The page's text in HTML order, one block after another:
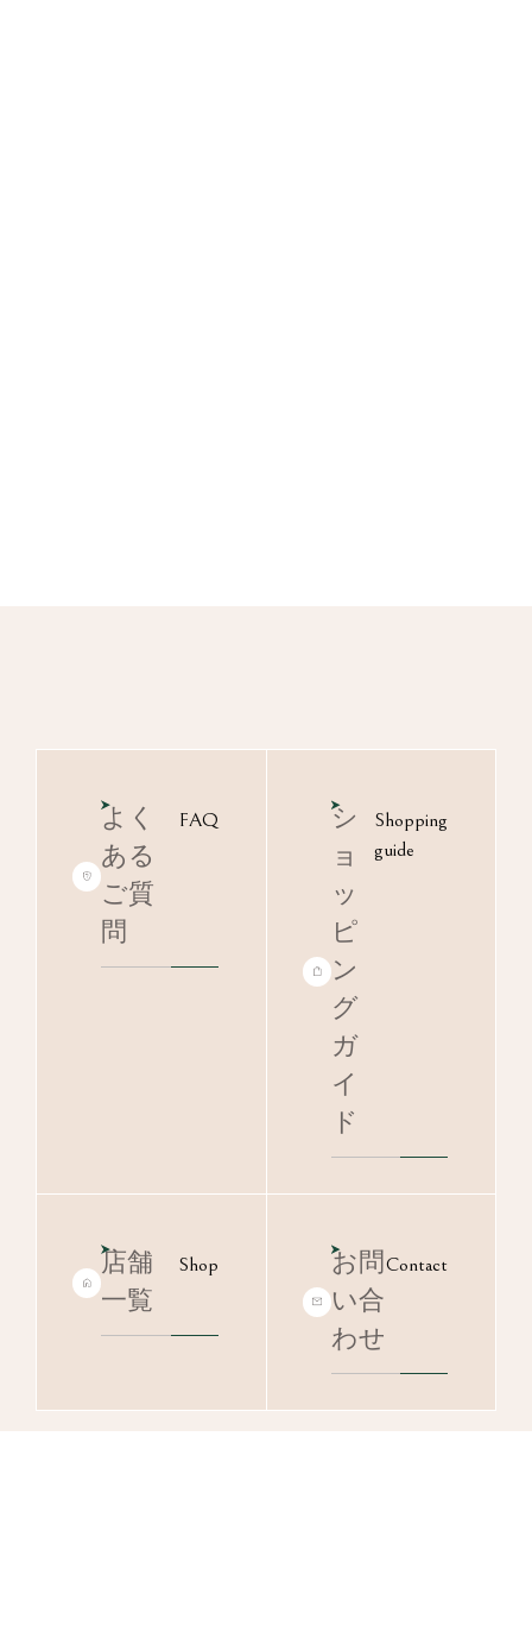
よく
ある
ご質
問
FAQ
シ
ョ
ッ
ピ
ン
グ
ガ
イ
ド
Shopping
guide
店舗
一覧
Shop
お問
い合
わせ
Contact